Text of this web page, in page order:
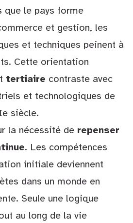
que le pays forme
et gestion, les
et techniques peinent à
Cette orientation
tertiaire contraste avec
et technologiques de
siècle.
la nécessité de repenser
. Les compétences
initiale deviennent
dans un monde en
Seule une logique
au long de la vie